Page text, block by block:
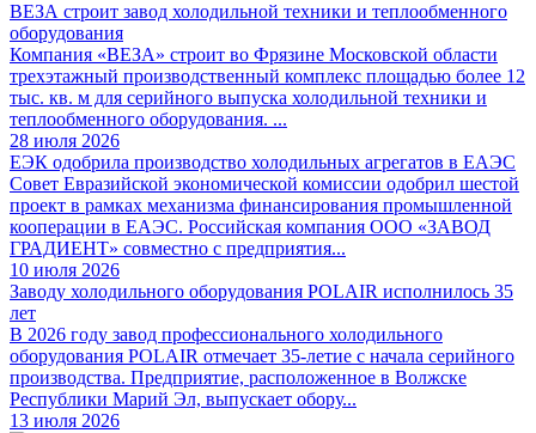
ВЕЗА строит завод холодильной техники и теплообменного
оборудования
Компания «ВЕЗА» строит во Фрязине Московской области
трехэтажный производственный комплекс площадью более 12
тыс. кв. м для серийного выпуска холодильной техники и
теплообменного оборудования. ...
28 июля 2026
ЕЭК одобрила производство холодильных агрегатов в ЕАЭС
Совет Евразийской экономической комиссии одобрил шестой
проект в рамках механизма финансирования промышленной
кооперации в ЕАЭС. Российская компания ООО «ЗАВОД
ГРАДИЕНТ» совместно с предприятия...
10 июля 2026
Заводу холодильного оборудования POLAIR исполнилось 35
лет
В 2026 году завод профессионального холодильного
оборудования POLAIR отмечает 35-летие с начала серийного
производства. Предприятие, расположенное в Волжске
Республики Марий Эл, выпускает обору...
13 июля 2026